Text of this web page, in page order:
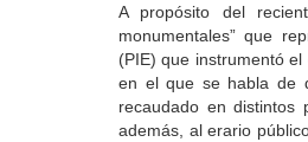
A propósito del
monumentales” que
(PIE) que instrumentó
en el que se habla de
recaudado en distintos
además, al erario